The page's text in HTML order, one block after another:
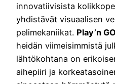
innovatiivisista
yhdistävät visuaalisen
pelimekaniikat. Play’n
heidän viimeisimmistä
lähtökohtana on
aihepiiri ja